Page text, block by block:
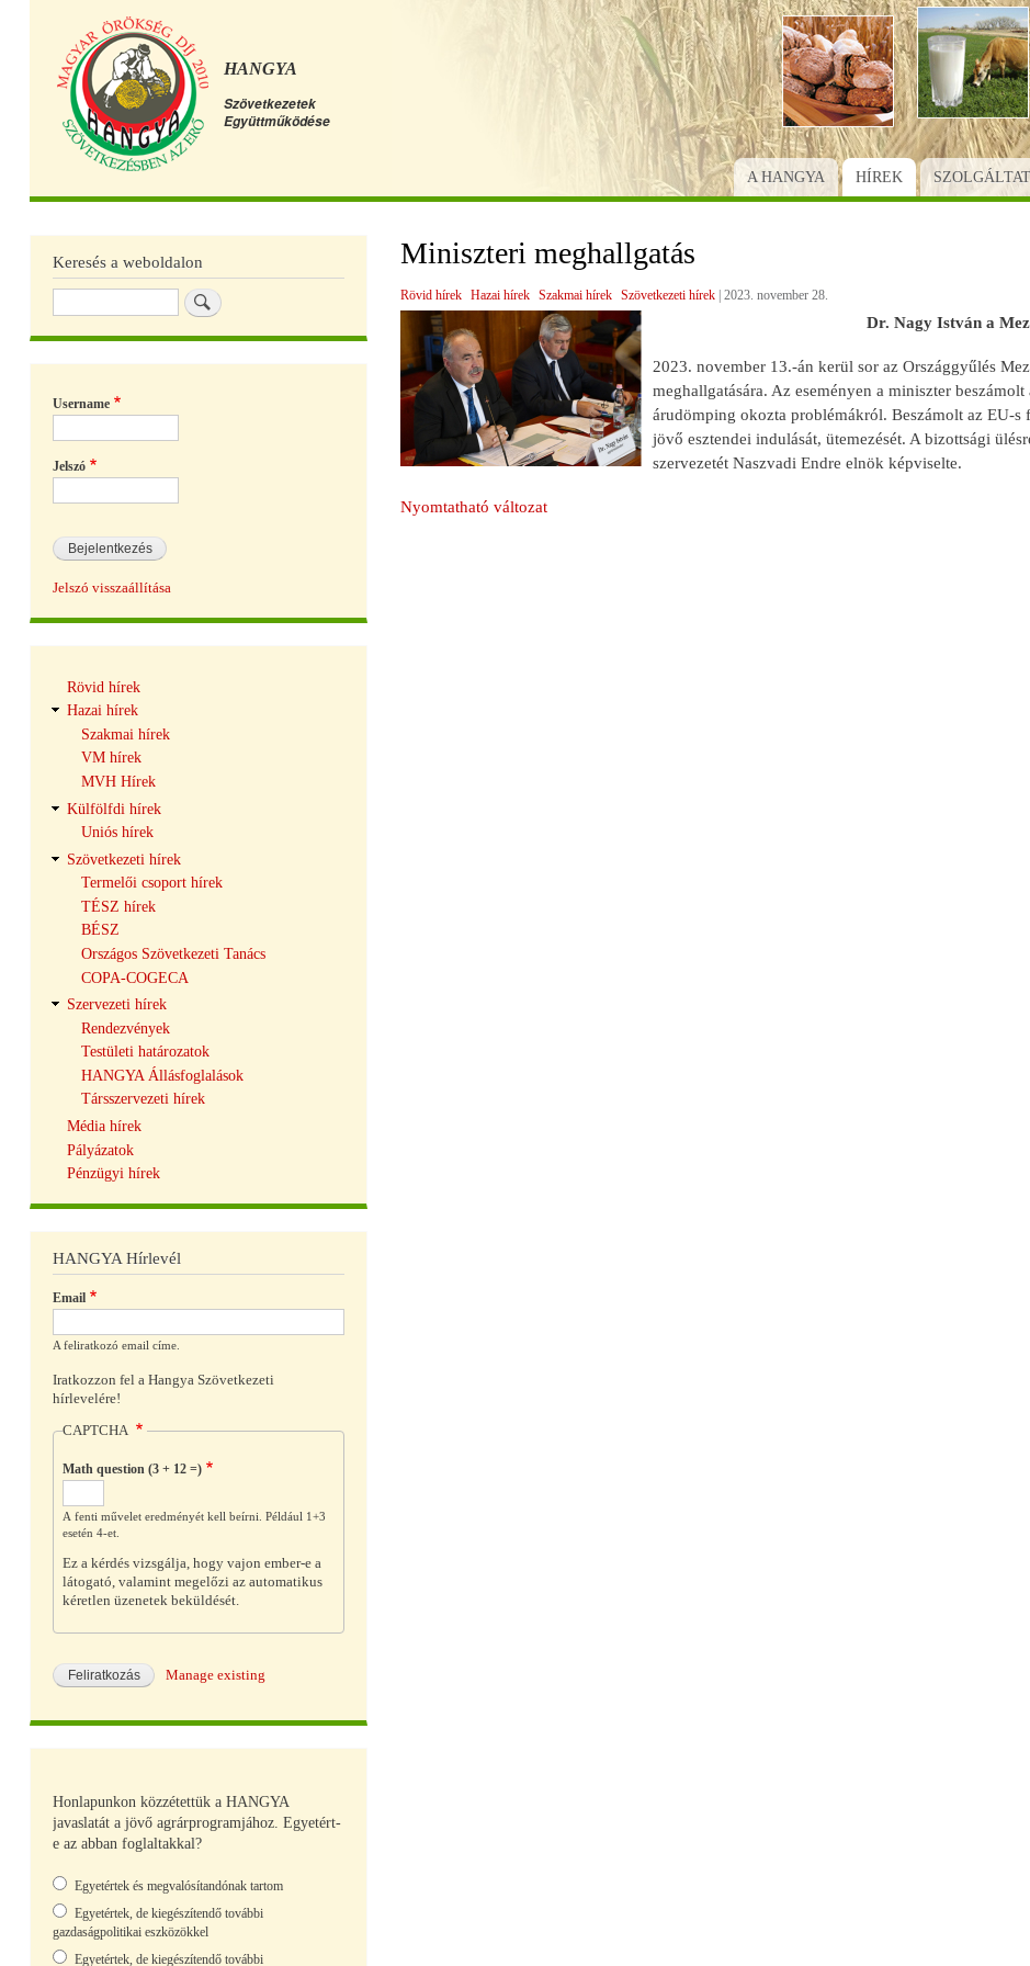
Ugrás
a
tartalomra
HANGYA
Szövetkezetek
Együttműködése
Főmenü
A HANGYA HÍREK
Miniszteri meghallgatás
Rövid hírek Hazai hírek Szakmai hírek Szövetkezeti hírek 2023. november 28.
Dr. Nagy István a
2023. november 13.-án kerül sor az Országgyűlés
meghallgatására. Az eseményen a miniszter
árudömping okozta problémákról. Beszámolt az EU-
jövő esztendei indulását, ütemezését. A bizottsági
szervezetét Naszvadi Endre elnök képviselte.
Nyomtatható változat
Keresés a weboldalon
Username
Jelszó
Jelszó visszaállítása
navigáció
Rövid hírek
Hazai hírek
Szakmai hírek
VM hírek
MVH Hírek
Külfölfdi hírek
Uniós hírek
Szövetkezeti hírek
Termelői csoport hírek
TÉSZ hírek
BÉSZ
Országos Szövetkezeti Tanács
COPA-COGECA
Szervezeti hírek
Rendezvények
Testületi határozatok
HANGYA Állásfoglalások
Társszervezeti hírek
Média hírek
Pályázatok
Pénzügyi hírek
HANGYA Hírlevél
Email
A feliratkozó email címe.
Iratkozzon fel a Hangya Szövetkezeti
hírlevelére!
CAPTCHA
Math question (3 + 12 =)
A fenti művelet eredményét kell beírni. Például 1+3
esetén 4-et.
Ez a kérdés vizsgálja, hogy vajon ember-e a
látogató, valamint megelőzi az automatikus
kéretlen üzenetek beküldését.
Manage existing
Honlapunkon közzétettük a HANGYA
javaslatát a jövő agrárprogramjához. Egyetért-
e az abban foglaltakkal?
Választások
Egyetértek és megvalósítandónak tartom
Egyetértek, de kiegészítendő további
gazdaságpolitikai eszközökkel
Egyetértek, de kiegészítendő további